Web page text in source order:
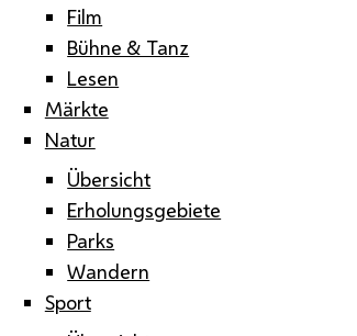
Film
Bühne & Tanz
Lesen
Märkte
Natur
Übersicht
Erholungsgebiete
Parks
Wandern
Sport